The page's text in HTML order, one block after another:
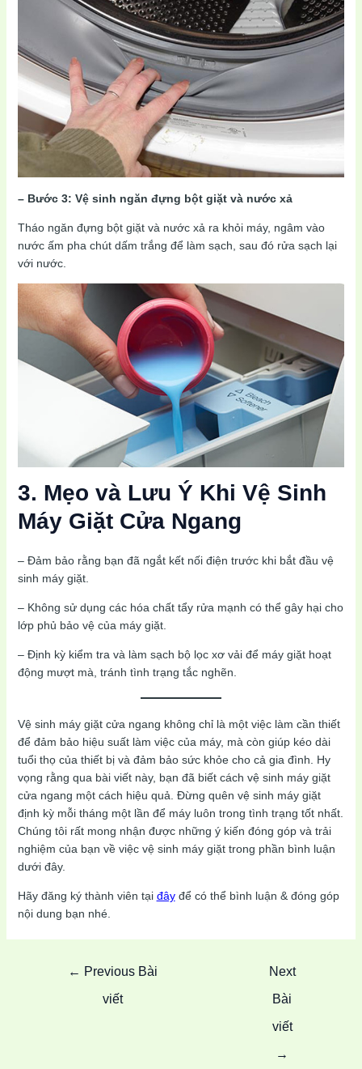
– Bước 3: Vệ sinh ngăn đựng bột giặt và nước xả
Tháo ngăn đựng bột giặt và nước xả ra khỏi máy, ngâm vào
nước ấm pha chút dấm trắng để làm sạch, sau đó rửa sạch lại
với nước.
3. Mẹo và Lưu Ý Khi Vệ Sinh
Máy Giặt Cửa Ngang
– Đảm bảo rằng bạn đã ngắt kết nối điện trước khi bắt đầu vệ
sinh máy giặt.
– Không sử dụng các hóa chất tẩy rửa mạnh có thể gây hại cho
lớp phủ bảo vệ của máy giặt.
– Định kỳ kiểm tra và làm sạch bộ lọc xơ vải để máy giặt hoạt
động mượt mà, tránh tình trạng tắc nghẽn.
Vệ sinh máy giặt cửa ngang không chỉ là một việc làm cần thiết
để đảm bảo hiệu suất làm việc của máy, mà còn giúp kéo dài
tuổi thọ của thiết bị và đảm bảo sức khỏe cho cả gia đình. Hy
vọng rằng qua bài viết này, bạn đã biết cách vệ sinh máy giặt
cửa ngang một cách hiệu quả. Đừng quên vệ sinh máy giặt
định kỳ mỗi tháng một lần để máy luôn trong tình trạng tốt nhất.
Chúng tôi rất mong nhận được những ý kiến đóng góp và trải
nghiệm của bạn về việc vệ sinh máy giặt trong phần bình luận
dưới đây.
Hãy đăng ký thành viên tại đâyđể có thể bình luận & đóng góp
nội dung bạn nhé.
← Previous Bài
viết
Next
Bài
viết
→